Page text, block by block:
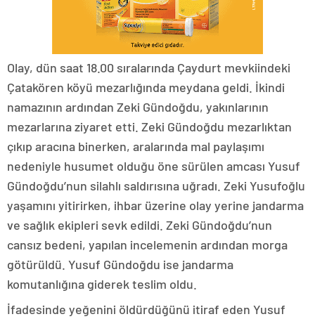
Olay, dün saat 18.00 sıralarında Çaydurt mevkiindeki
Çatakören köyü mezarlığında meydana geldi. İkindi
namazının ardından Zeki Gündoğdu, yakınlarının
mezarlarına ziyaret etti. Zeki Gündoğdu mezarlıktan
çıkıp aracına binerken, aralarında mal paylaşımı
nedeniyle husumet olduğu öne sürülen amcası Yusuf
Gündoğdu’nun silahlı saldırısına uğradı. Zeki Yusufoğlu
yaşamını yitirirken, ihbar üzerine olay yerine jandarma
ve sağlık ekipleri sevk edildi. Zeki Gündoğdu’nun
cansız bedeni, yapılan incelemenin ardından morga
götürüldü. Yusuf Gündoğdu ise jandarma
komutanlığına giderek teslim oldu.
İfadesinde yeğenini öldürdüğünü itiraf eden Yusuf